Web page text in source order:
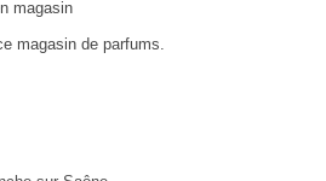
magasin
magasin de parfums.